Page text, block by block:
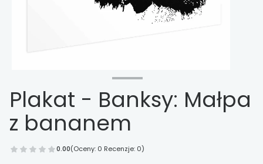
Plakat - Banksy: Małpa
z bananem
0.00(Oceny: 0 Recenzje: 0)